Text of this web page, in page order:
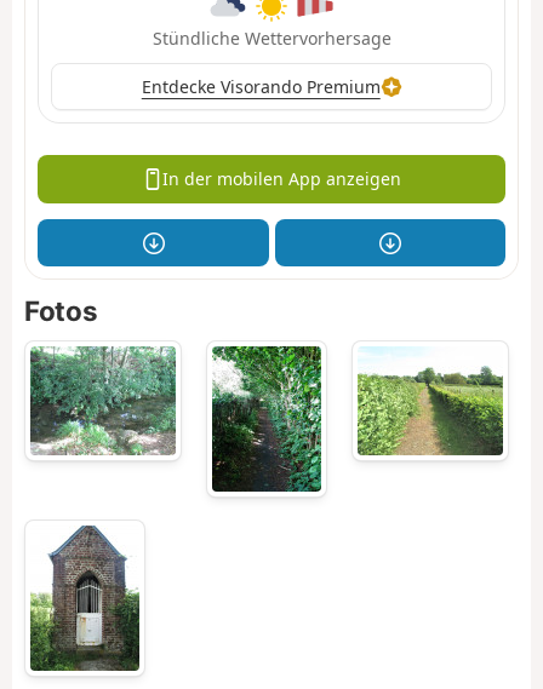
Stündliche Wettervorhersage
Entdecke Visorando Premium
In der mobilen App anzeigen
Fotos